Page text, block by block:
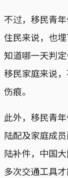
不过，移民青
住民来说，也
知道哪一天判
移民家庭来说
伤痕。
此外，移民青
陆配及家庭成
陆补件，中国
多次交通工具